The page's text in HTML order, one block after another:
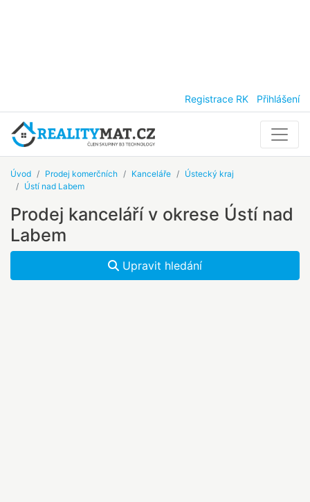
Registrace RK Přihlášení
Úvod Prodej komerčních Kanceláře
Ústecký kraj
Ústí nad Labem
Prodej kanceláří v okrese Ústí nad
Labem
Upravit hledání